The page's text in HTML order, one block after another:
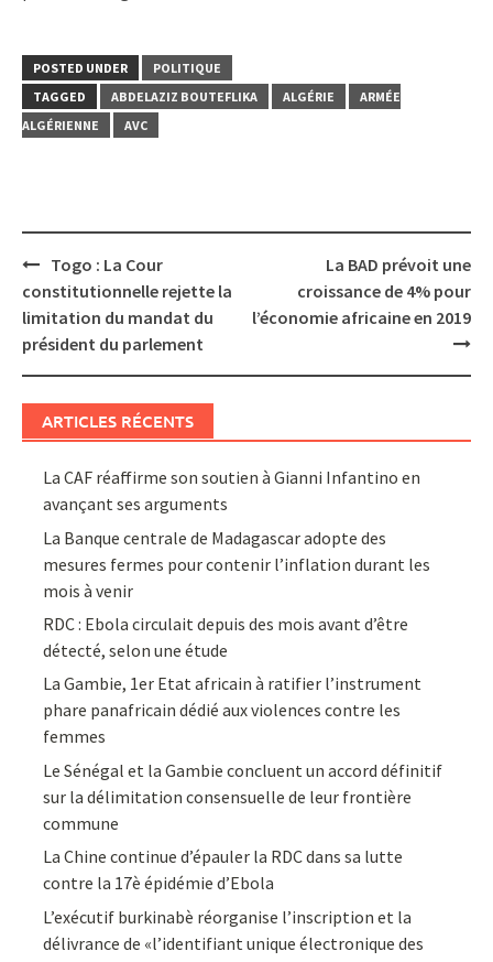
POSTED UNDER
POLITIQUE
TAGGED
ABDELAZIZ BOUTEFLIKA ALGÉRIE
ARMÉE
ALGÉRIENNE
AVC
Post
navigation
Togo : La Cour
constitutionnelle rejette la
limitation du mandat du
président du parlement
La BAD prévoit une
croissance de 4% pour
l’économie africaine en 2019
ARTICLES RÉCENTS
La CAF réaffirme son soutien à Gianni Infantino en
avançant ses arguments
La Banque centrale de Madagascar adopte des
mesures fermes pour contenir l’inflation durant les
mois à venir
RDC : Ebola circulait depuis des mois avant d’être
détecté, selon une étude
La Gambie, 1er Etat africain à ratifier l’instrument
phare panafricain dédié aux violences contre les
femmes
Le Sénégal et la Gambie concluent un accord définitif
sur la délimitation consensuelle de leur frontière
commune
La Chine continue d’épauler la RDC dans sa lutte
contre la 17è épidémie d’Ebola
L’exécutif burkinabè réorganise l’inscription et la
délivrance de «l’identifiant unique électronique des